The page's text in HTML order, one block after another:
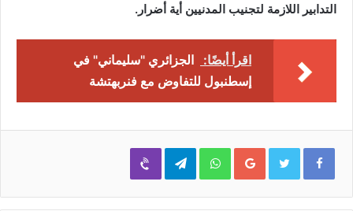
التدابير اللازمة لتجنيب المدنيين أية أضرار.
اقرأ أيضًا:
الجزائري "سليماني" في
إسطنبول للتفاوض مع فنربهتشة
Google+
WhatsApp
Telegram
Viber